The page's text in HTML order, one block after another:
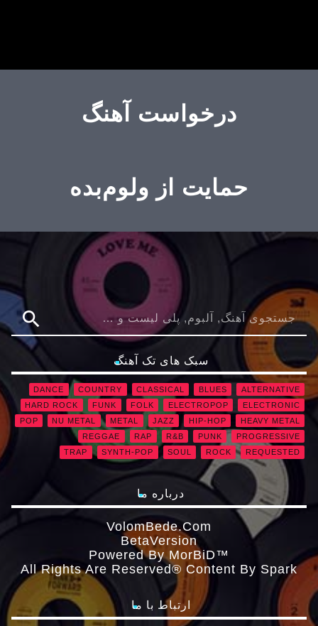
درخواست آهنگ
حمایت از ولوم‌بده
search
سبک های تک آهنگ
ALTERNATIVE
BLUES
CLASSICAL
COUNTRY
DANCE
ELECTRONIC
ELECTROPOP
FOLK
FUNK
HARD ROCK
HEAVY METAL
HIP-HOP
JAZZ
METAL
NU METAL
POP
PROGRESSIVE
PUNK
R&B
RAP
REGGAE
REQUESTED
ROCK
SOUL
SYNTH-POP
TRAP
درباره ما
VolomBede.com
ΒetaVersion
Powered By MorBiD™
All Rights Are Reserved® Content By Spark
ارتباط با ما